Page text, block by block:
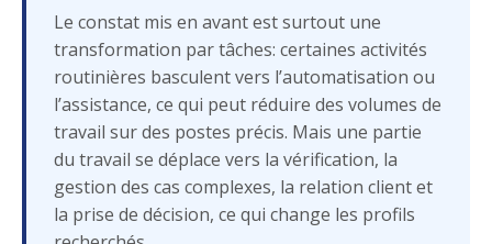
Le constat mis en avant est surtout une
transformation par tâches: certaines activités
routinières basculent vers l’automatisation ou
l’assistance, ce qui peut réduire des volumes de
travail sur des postes précis. Mais une partie
du travail se déplace vers la vérification, la
gestion des cas complexes, la relation client et
la prise de décision, ce qui change les profils